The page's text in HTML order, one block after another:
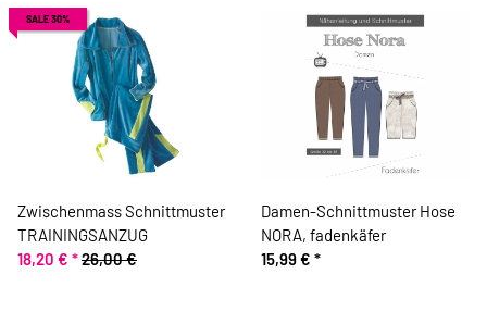
SALE 30%
Zwischenmass Schnittmuster
TRAININGSANZUG
18,20 € *26,00 €
Damen-Schnittmuster Hose
NORA, fadenkäfer
15,99 € *